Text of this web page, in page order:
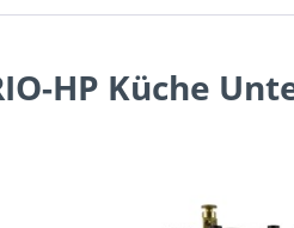
HP Küche